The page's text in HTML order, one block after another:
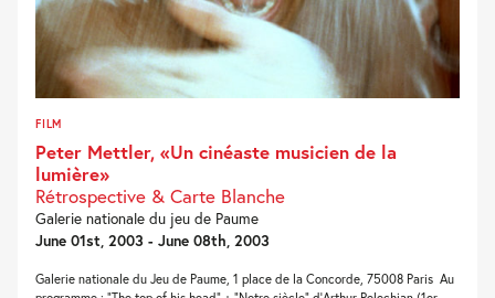
FILM
Peter Mettler, «Un cinéaste musicien de la
lumière»
Rétrospective & Carte Blanche
Galerie nationale du jeu de Paume
June 01st, 2003 - June 08th, 2003
Galerie nationale du Jeu de Paume, 1 place de la Concorde, 75008 Paris Au